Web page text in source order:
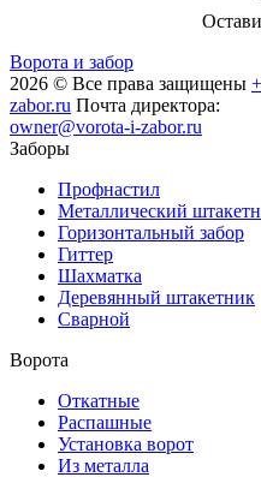
Ворота и забор
2026 © Все права защищены
zabor.ru Почта директора:
owner@vorota-i-zabor.ru
Заборы
Профнастил
Металлический
Горизонтальный забор
Гиттер
Шахматка
Деревянный штакетник
Сварной
Ворота
Откатные
Распашные
Установка ворот
Из металла